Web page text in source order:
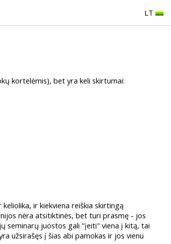
LT
kortelėmis), bet yra keli skirtumai:
ir kiekviena reiškia skirtingą
nėra atsitiktinės, bet turi prasmę - jos
seminarų juostos gali "įeiti" viena į kitą, tai
užsirašęs į šias abi pamokas ir jos vienu